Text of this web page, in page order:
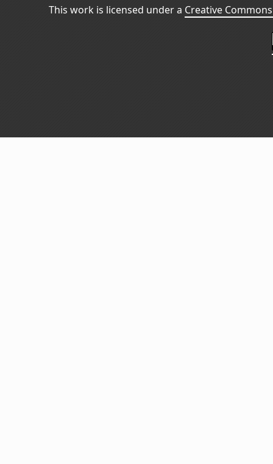
This work is licensed under a Creative